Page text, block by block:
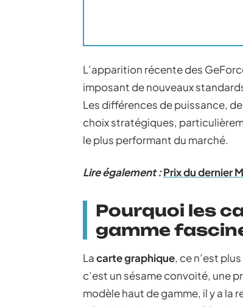
L’apparition récente des
imposant de nouveaux
Les différences de puissance,
choix stratégiques,
le plus performant du marché.
Lire également :Prix du dernier
Pourquoi les
gamme
Lacarte graphique, ce n’est
c’est un sésame convoité, une
modèle haut de gamme, il y a la